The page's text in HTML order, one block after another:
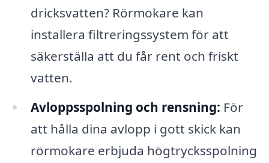
dricksvatten? Rörmokare kan
installera filtreringssystem för att
säkerställa att du får rent och friskt
vatten.
Avloppsspolning och rensning: För
att hålla dina avlopp i gott skick kan
rörmokare erbjuda högtrycksspolning